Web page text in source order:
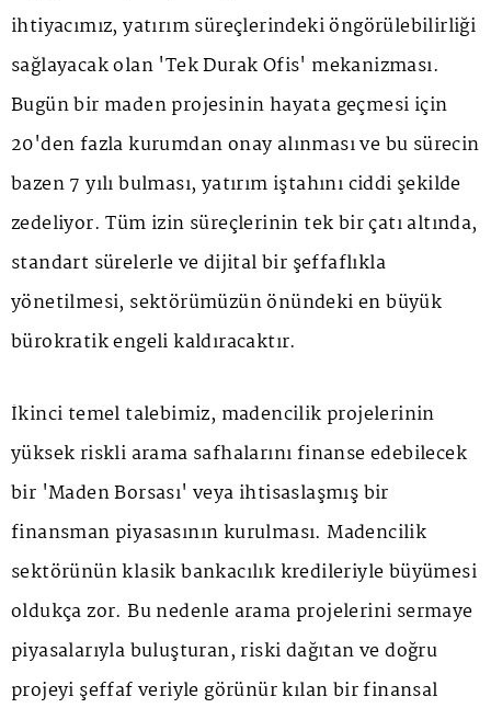
ihtiyacımız, yatırım süreçlerindeki öngörülebilirliği
sağlayacak olan 'Tek Durak Ofis' mekanizması.
Bugün bir maden projesinin hayata geçmesi için
20'den fazla kurumdan onay alınması ve bu sürecin
bazen 7 yılı bulması, yatırım iştahını ciddi şekilde
zedeliyor. Tüm izin süreçlerinin tek bir çatı altında,
standart sürelerle ve dijital bir şeffaflıkla
yönetilmesi, sektörümüzün önündeki en büyük
bürokratik engeli kaldıracaktır.
İkinci temel talebimiz, madencilik projelerinin
yüksek riskli arama safhalarını finanse edebilecek
bir 'Maden Borsası' veya ihtisaslaşmış bir
finansman piyasasının kurulması. Madencilik
sektörünün klasik bankacılık kredileriyle büyümesi
oldukça zor. Bu nedenle arama projelerini sermaye
piyasalarıyla buluşturan, riski dağıtan ve doğru
projeyi şeffaf veriyle görünür kılan bir finansal